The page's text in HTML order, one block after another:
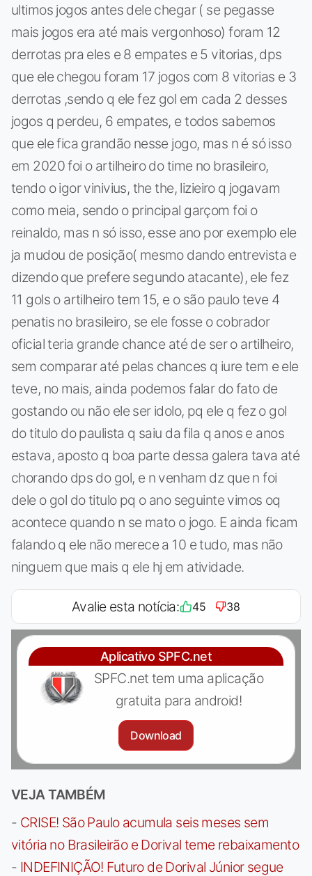
ultimos jogos antes dele chegar ( se pegasse
mais jogos era até mais vergonhoso) foram 12
derrotas pra eles e 8 empates e 5 vitorias, dps
que ele chegou foram 17 jogos com 8 vitorias e 3
derrotas ,sendo q ele fez gol em cada 2 desses
jogos q perdeu, 6 empates, e todos sabemos
que ele fica grandão nesse jogo, mas n é só isso
em 2020 foi o artilheiro do time no brasileiro,
tendo o igor vinivius, the the, lizieiro q jogavam
como meia, sendo o principal garçom foi o
reinaldo, mas n só isso, esse ano por exemplo ele
ja mudou de posição( mesmo dando entrevista e
dizendo que prefere segundo atacante), ele fez
11 gols o artilheiro tem 15, e o são paulo teve 4
penatis no brasileiro, se ele fosse o cobrador
oficial teria grande chance até de ser o artilheiro,
sem comparar até pelas chances q iure tem e ele
teve, no mais, ainda podemos falar do fato de
gostando ou não ele ser idolo, pq ele q fez o gol
do titulo do paulista q saiu da fila q anos e anos
estava, aposto q boa parte dessa galera tava até
chorando dps do gol, e n venham dz que n foi
dele o gol do titulo pq o ano seguinte vimos oq
acontece quando n se mato o jogo. E ainda ficam
falando q ele não merece a 10 e tudo, mas não
ninguem que mais q ele hj em atividade.
Avalie esta notícia: 45 38
Aplicativo SPFC.net
SPFC.net tem uma aplicação
gratuita para android!
Download
VEJA TAMBÉM
- CRISE! São Paulo acumula seis meses sem
vitória no Brasileirão e Dorival teme rebaixamento
- INDEFINIÇÃO! Futuro de Dorival Júnior segue